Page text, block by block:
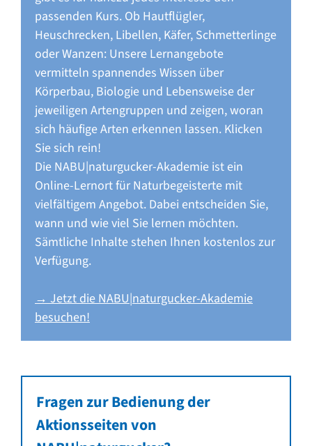
passenden Kurs. Ob Hautflügler,
Heuschrecken, Libellen, Käfer, Schmetterlinge
oder Wanzen: Unsere Lernangebote
vermitteln spannendes Wissen über
Körperbau, Biologie und Lebensweise der
jeweiligen Artengruppen und zeigen, woran
sich häufige Arten erkennen lassen. Klicken
Sie sich rein!
Die NABU|naturgucker-Akademie ist ein
Online-Lernort für Naturbegeisterte mit
vielfältigem Angebot. Dabei entscheiden Sie,
wann und wie viel Sie lernen möchten.
Sämtliche Inhalte stehen Ihnen kostenlos zur
Verfügung.
→ Jetzt die NABU|naturgucker-Akademie
besuchen!
Fragen zur Bedienung der
Aktionsseiten von